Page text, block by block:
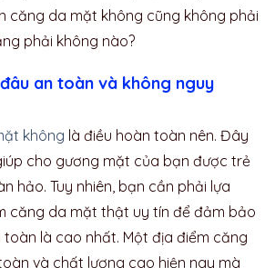
căng da mặt không cũng không phải
phải không nào?
an toàn và không nguy
không là điều hoàn toàn nên. Đây
cho gương mặt của bạn được trẻ
hảo. Tuy nhiên, bạn cần phải lựa
căng da mặt thật uy tín để đảm bảo
toàn là cao nhất. Một địa điểm căng
và chất lượng cao hiện nay mà